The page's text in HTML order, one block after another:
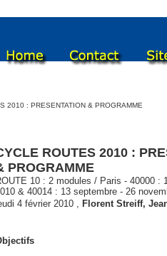
2010 : PRESENTATION & PROGRAMME
ROUTES 2010 :
PROGRAMME
10 : 2 modules / Paris - 40000 :
& 40014 : 13 septembre - 26
4 février 2010 , Florent Streiff,